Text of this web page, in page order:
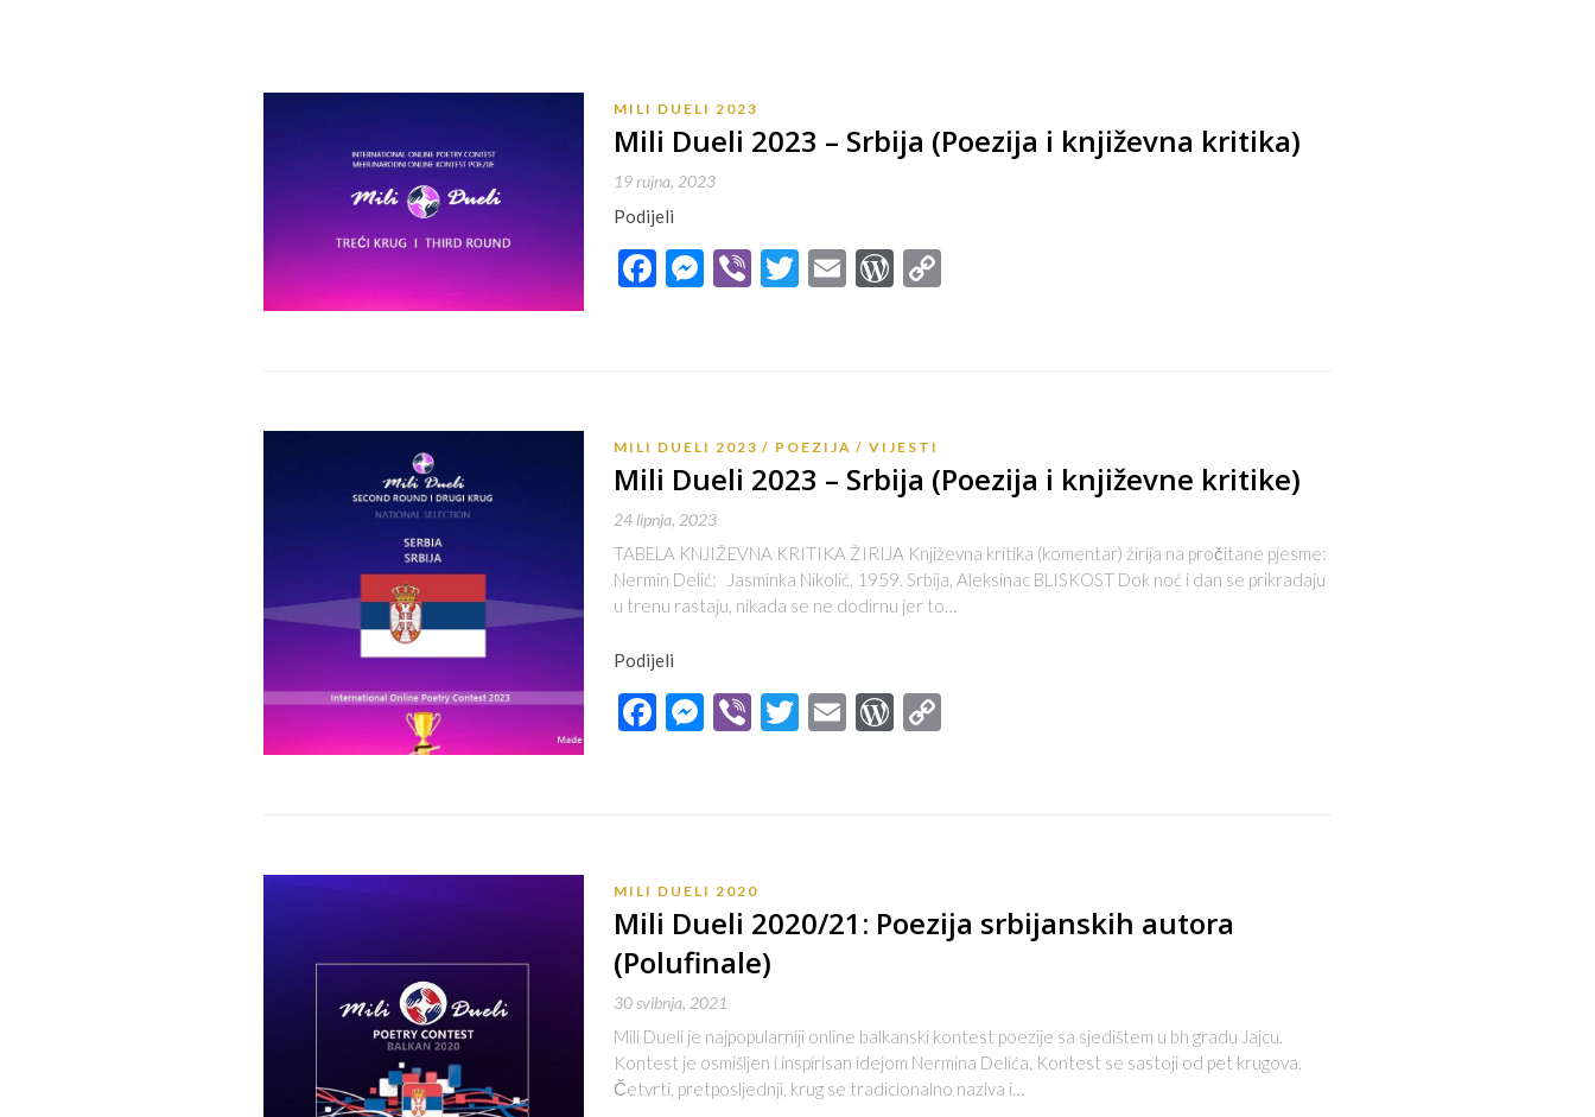
MILI DUELI 2023
Mili Dueli 2023 – Srbija (Poezija i književna kritika)
19 rujna, 2023
Podijeli
Facebook
Messenger
ViberTwitter
EmailWordPress
MILI DUELI 2023 POEZIJA VIJESTI
Mili Dueli 2023 – Srbija (Poezija i književne kritike)
24 lipnja, 2023
TABELA KNJIŽEVNA KRITIKA ŽIRIJA Književna kritika (komentar) žirija na pročitane pjesme:
Nermin Delić: Jasminka Nikolić, 1959. Srbija, Aleksinac BLISKOST Dok noć i dan se prikradaju
u trenu rastaju, nikada se ne dodirnu jer to…
Podijeli
Facebook
Messenger
ViberTwitter
EmailWordPress
MILI DUELI 2020
Mili Dueli 2020/21: Poezija srbijanskih autora
(Polufinale)
30 svibnja, 2021
Mili Dueli je najpopularniji online balkanski kontest poezije sa sjedištem u bh gradu Jajcu.
Kontest je osmišljen i inspirisan idejom Nermina Delića. Kontest se sastoji od pet krugova.
Četvrti, pretposljednji, krug se tradicionalno naziva i…